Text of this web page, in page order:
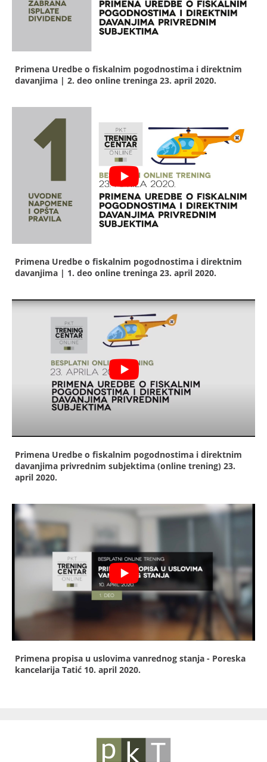
Primena Uredbe o fiskalnim pogodnostima i direktnim
davanjima | 2. deo online treninga 23. april 2020.
Primena Uredbe o fiskalnim pogodnostima i direktnim
davanjima | 1. deo online treninga 23. april 2020.
Primena Uredbe o fiskalnim pogodnostima i direktnim
davanjima privrednim subjektima (online trening) 23.
april 2020.
Primena propisa u uslovima vanrednog stanja - Poreska
kancelarija Tatić 10. april 2020.